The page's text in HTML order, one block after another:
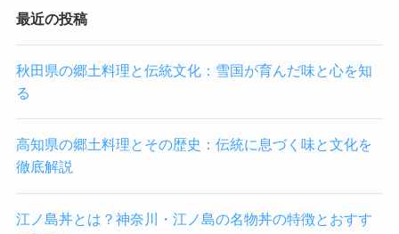
最近の投稿
秋田県の郷土料理と伝統文化：雪国が育んだ味と心を知
る
高知県の郷土料理とその歴史：伝統に息づく味と文化を
徹底解説
江ノ島丼とは？神奈川・江ノ島の名物丼の特徴とおすす